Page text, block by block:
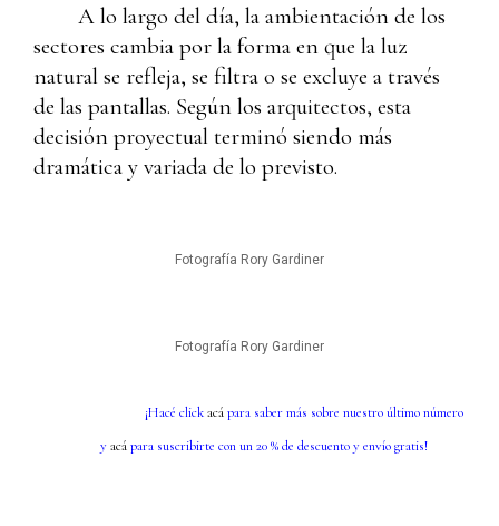
A lo largo del día, la ambientación de los
sectores cambia por la forma en que la luz
natural se refleja, se filtra o se excluye a través
de las pantallas. Según los arquitectos, esta
decisión proyectual terminó siendo más
dramática y variada de lo previsto.
Fotografía Rory Gardiner
Fotografía Rory Gardiner
¡Hacé clickacápara saber más sobre nuestro último número
yacápara suscribirte con un 20 % de descuento y envío gratis!